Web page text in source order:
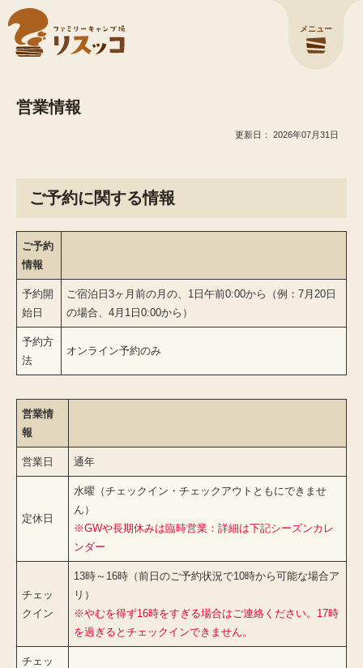
メニュー
営業情報
2026年07月31日
ご予約に関する情報
ご予約
情報
予約開
始日
ご宿泊日3ヶ月前の月の、1日午前0:00から（例：7月20日
の場合、4月1日0:00から）
予約方
法
オンライン予約のみ
営業情
報
営業日 通年
定休日
水曜（チェックイン・チェックアウトともにできませ
ん）
※GWや長期休みは臨時営業：詳細は下記シーズンカレ
ンダー
チェッ
クイン
13時～16時（前日のご予約状況で10時から可能な場合ア
リ）
※やむを得ず16時をすぎる場合はご連絡ください。17時
を過ぎるとチェックインできません。
チェッ